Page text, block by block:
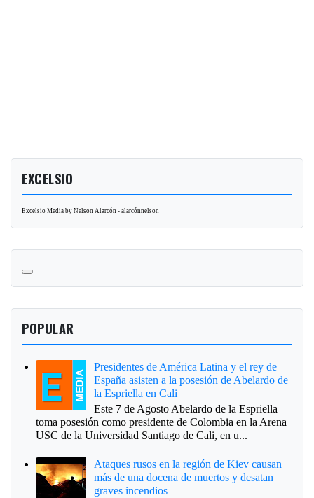
EXCELSIO
Excelsio Media by Nelson Alarcón - alarcónnelson
POPULAR
Presidentes de América Latina y el rey de
España asisten a la posesión de Abelardo de
la Espriella en Cali
Este 7 de Agosto Abelardo de la Espriella
toma posesión como presidente de Colombia en la Arena
USC de la Universidad Santiago de Cali, en u...
Ataques rusos en la región de Kiev causan
más de una docena de muertos y desatan
graves incendios